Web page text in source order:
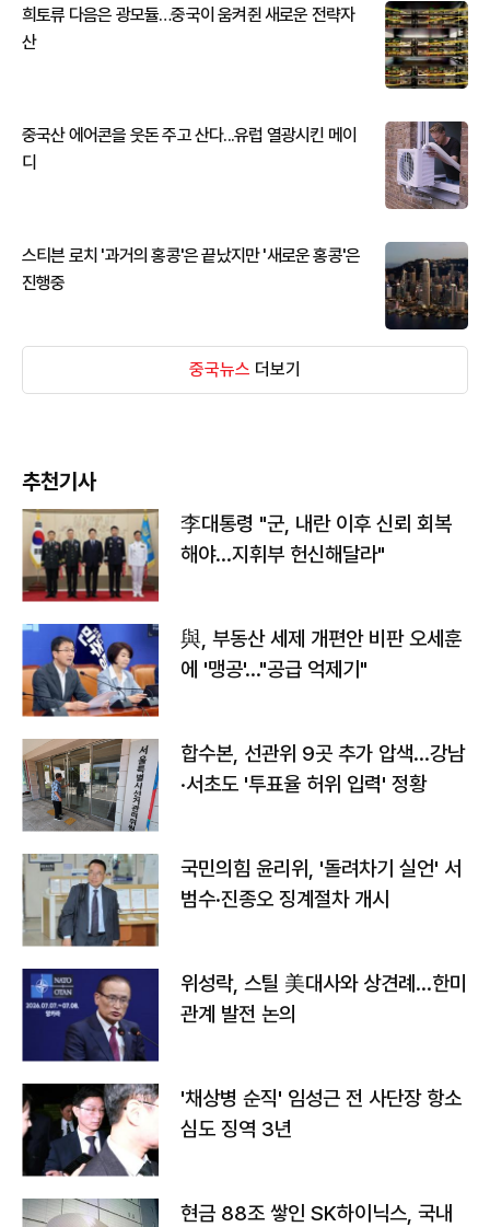
희토류 다음은 광모듈…중국이 움켜쥔 새로운 전략자
산
중국산 에어콘을 웃돈 주고 산다...유럽 열광시킨 메이
디
스티븐 로치 '과거의 홍콩'은 끝났지만 '새로운 홍콩'은
진행중
중국뉴스 더보기
추천기사
李대통령 "군, 내란 이후 신뢰 회복
해야…지휘부 헌신해달라"
與, 부동산 세제 개편안 비판 오세훈
에 '맹공'…"공급 억제기"
합수본, 선관위 9곳 추가 압색…강남
·서초도 '투표율 허위 입력' 정황
국민의힘 윤리위, '돌려차기 실언' 서
범수·진종오 징계절차 개시
위성락, 스틸 美대사와 상견례…한미
관계 발전 논의
'채상병 순직' 임성근 전 사단장 항소
심도 징역 3년
현금 88조 쌓인 SK하이닉스, 국내